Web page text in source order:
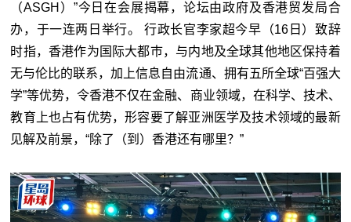
（ASGH）”今日在会展揭幕，论坛由政府及香港贸发局合
办，于一连两日举行。 行政长官李家超今早（16日）致辞
时指，香港作为国际大都巿，与内地及全球其他地区保持着
无与伦比的联系，加上信息自由流通、拥有五所全球“百强大
学”等优势，令香港不仅在金融、商业领域，在科学、技术、
教育上也占有优势，形容要了解亚洲医学及技术领域的最新
见解及前景，“除了（到）香港还有哪里？”